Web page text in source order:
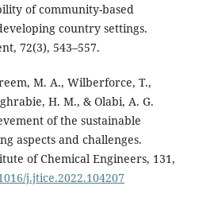
of community-based
country settings.
72(3), 543–557.
M. A., Wilberforce, T.,
H. M., & Olabi, A. G.
of the sustainable
aspects and challenges.
of Chemical Engineers, 131,
j.jtice.2022.104207